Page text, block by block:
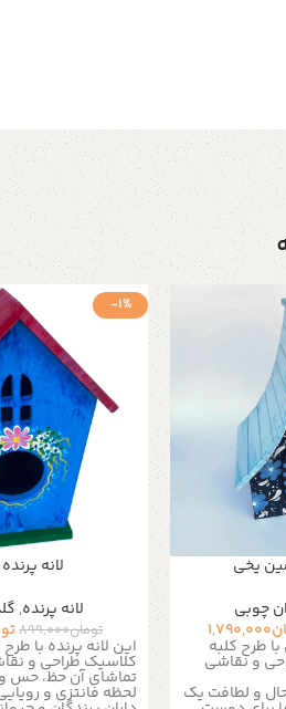
یخی
چوبی
1,790,000
طرح کلبه
و نقاشی
و لطافت یک
-1%
لانه
لانه پرنده,
تومان899,000
این لانه پرنده با
کلاسیک طراحی و
تماشای آن حظ، حس
لحظه فانتزی و